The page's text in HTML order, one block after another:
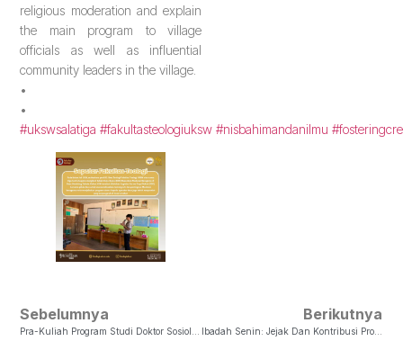
religious moderation and explain
the main program to village
officials as well as influential
community leaders in the village.
•
•
#ukswsalatiga #fakultasteologiuksw #nisbahimandanilmu
Sebelumnya Berikutnya
Ibadah Senin: Jejak Dan Kontribusi Probowinoto Bagi Tanah Air